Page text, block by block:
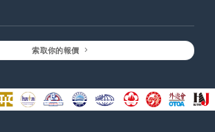
索取你的報價